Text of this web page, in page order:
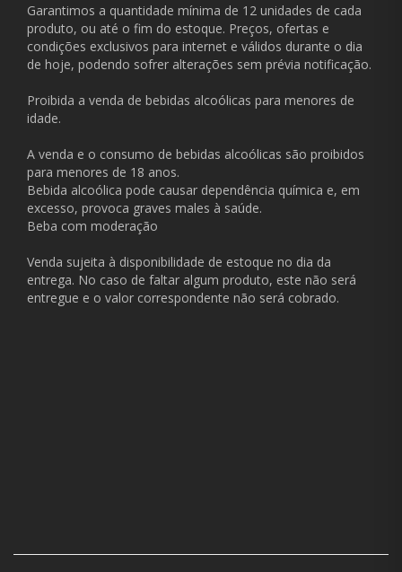
Garantimos a quantidade mínima de 12 unidades de cada
produto, ou até o fim do estoque. Preços, ofertas e
condições exclusivos para internet e válidos durante o dia
de hoje, podendo sofrer alterações sem prévia notificação.
Proibida a venda de bebidas alcoólicas para menores de
idade.
A venda e o consumo de bebidas alcoólicas são proibidos
para menores de 18 anos.
Bebida alcoólica pode causar dependência química e, em
excesso, provoca graves males à saúde.
Beba com moderação
Venda sujeita à disponibilidade de estoque no dia da
entrega. No caso de faltar algum produto, este não será
entregue e o valor correspondente não será cobrado.